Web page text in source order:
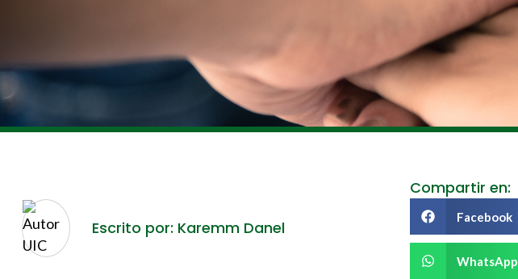
Escrito por: Karemm Danel
Compartir en:
Facebook
WhatsApp